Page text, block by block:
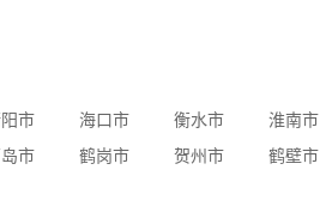
市 海口市 衡水市 淮南市
市 鹤岗市 贺州市 鹤壁市